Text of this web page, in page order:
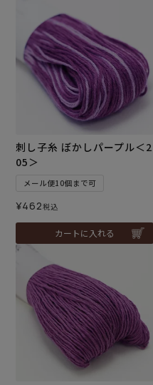
刺し子糸 ぼかしパープル＜2
05＞
メール便10個まで可
¥462税込
カートに入れる